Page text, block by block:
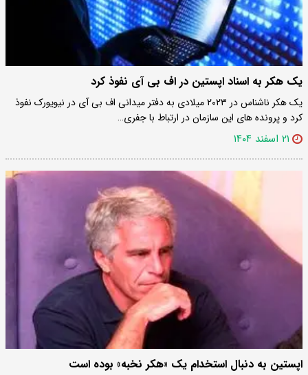
یک هکر به اسناد اپستین در اف بی آی نفوذ کرد
یک هکر ناشناس در ۲۰۲۳ میلادی به دفتر میدانی اف بی آی در نیویورک نفوذ
کرد و پرونده های این سازمان در ارتباط با جفری…
۲۱ اسفند ۱۴۰۴
اپستین به دنبال استخدام یک «هکر نخبه» بوده است